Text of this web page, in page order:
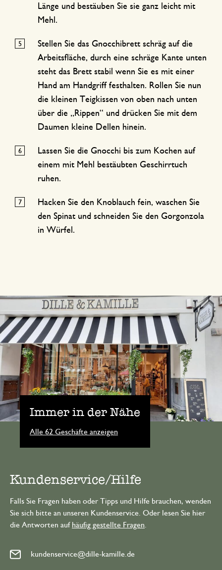
Länge und bestäuben Sie sie ganz leicht mit
Mehl.
Stellen Sie das Gnocchibrett schräg auf die
Arbeitsfläche, durch eine schräge Kante unten
steht das Brett stabil wenn Sie es mit einer
Hand am Handgriff festhalten. Rollen Sie nun
die kleinen Teigkissen von oben nach unten
über die „Rippen“ und drücken Sie mit dem
Daumen kleine Dellen hinein.
Lassen Sie die Gnocchi bis zum Kochen auf
einem mit Mehl bestäubten Geschirrtuch
ruhen.
Hacken Sie den Knoblauch fein, waschen Sie
den Spinat und schneiden Sie den Gorgonzola
in Würfel.
Immer in der Nähe
Alle 62 Geschäfte anzeigen
Kundenservice/Hilfe
Falls Sie Fragen haben oder Tipps und Hilfe brauchen, wenden
Sie sich bitte an unseren Kundenservice. Oder lesen Sie hier
die Antworten auf häufig gestellte Fragen
kundenservice@dille-kamille.de